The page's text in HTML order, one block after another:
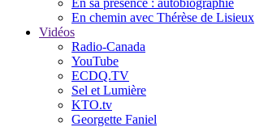
En sa présence : autobiographie
En chemin avec Thérèse de Lisieux
Vidéos
Radio-Canada
YouTube
ECDQ.TV
Sel et Lumière
KTO.tv
Georgette Faniel